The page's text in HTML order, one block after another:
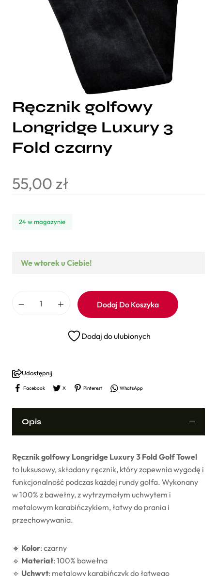
Ręcznik golfowy
Longridge Luxury 3
Fold czarny
55,00 zł
24 w magazynie
We wtorek u Ciebie!
Dodaj Do Koszyka
Dodaj do ulubionych
Udostępnij
Facebook X Pinterest WhatsApp
Opis
Ręcznik golfowy Longridge Luxury 3 Fold Golf Towel
to luksusowy, składany ręcznik, który zapewnia wygodę i
funkcjonalność podczas każdej rundy golfa. Wykonany
w 100% z bawełny, z wytrzymałym uchwytem i
metalowym karabińczykiem, łatwy do prania i
przechowywania.
🔹 Kolor: czarny
🔹 Materiał: 100% bawełna
🔹 Uchwyt: metalowy karabińczyk do łatwego